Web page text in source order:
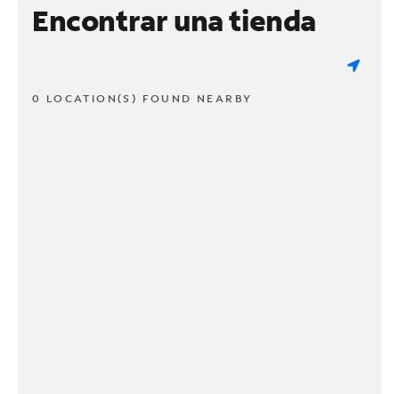
Encontrar una tienda
0 LOCATION(S) FOUND NEARBY